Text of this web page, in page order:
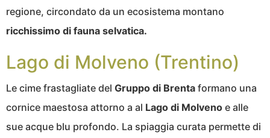
regione, circondato da un ecosistema montano
ricchissimo di fauna selvatica.
Lago di Molveno (Trentino)
Le cime frastagliate del Gruppo di Brenta formano una
cornice maestosa attorno a al Lago di Molveno e alle
sue acque blu profondo. La spiaggia curata permette di